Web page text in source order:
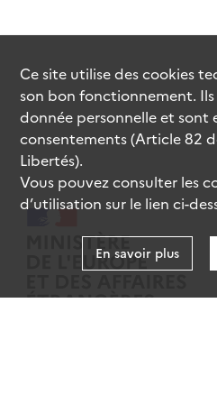
Ce site utilise descookies
son bon fonctionnement.
donnée personnelle et sont
consentements (Article 82
Libertés).
Vous pouvez consulter les
d’utilisation sur le lien ci-
En savoir plus